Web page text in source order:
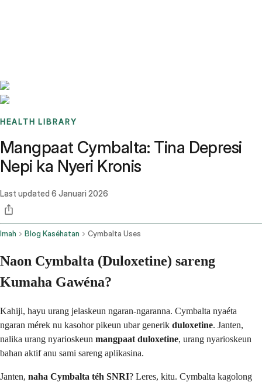
HEALTH LIBRARY
Mangpaat Cymbalta: Tina Depresi
Nepi ka Nyeri Kronis
Last updated 6 Januari 2026
Imah Blog Kaséhatan Cymbalta Uses
Naon Cymbalta (Duloxetine) sareng
Kumaha Gawéna?
Kahiji, hayu urang jelaskeun ngaran-ngaranna. Cymbalta nyaéta
ngaran mérek nu kasohor pikeun ubar generik duloxetine. Janten,
nalika urang nyarioskeun mangpaat duloxetine, urang nyarioskeun
bahan aktif anu sami sareng aplikasina.
Janten, naha Cymbalta téh SNRI? Leres, kitu. Cymbalta kagolong